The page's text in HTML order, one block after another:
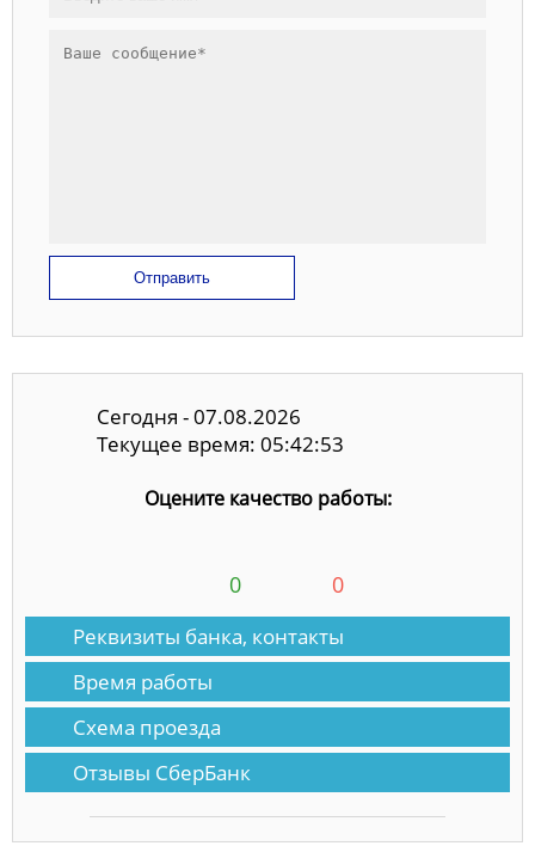
Отправить
Сегодня - 07.08.2026
Текущее время: 05:42:53
Оцените качество работы:
0 0
Реквизиты банка, контакты
Время работы
Схема проезда
Отзывы СберБанк